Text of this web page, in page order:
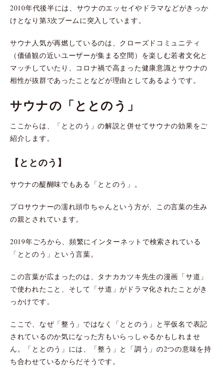
2010年代後半には、サウナのエッセイやドラマなどがきっか
けとなり第3次ブームに突入しています。
サウナ人気が再燃しているのは、クローズドコミュニティ
（価値観の近いユーザーが集まる空間）を楽しむ若者文化と
マッチしていたり、コロナ禍で高まった健康意識とサウナの
相性が抜群であったことなどが理由としてあるようです。
サウナの「ととのう」
ここからは、「ととのう」の解説と併せてサウナの効果をご
紹介します。
【ととのう】
サウナの醍醐味でもある「ととのう」。
プロサウナーの濡れ頭巾ちゃんという方が、この言葉の生み
の親とされています。
2019年ごろから、頻繁にインターネットで検索されている
「ととのう」という言葉。
この言葉が広まったのは、タナカカツキ先生の漫画「サ道」
で使われたこと、そして「サ道」がドラマ化されたことがき
っかけです。
ここで、なぜ「整う」ではなく「ととのう」と平仮名で表記
されているのか気になった方もいらっしゃるかもしれませ
ん。「ととのう」には、「整う」と「調う」の2つの意味を持
ち合わせているからだそうです。